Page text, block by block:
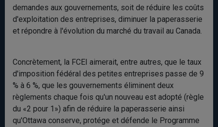
demandes aux gouvernements, soit de réduire les coûts
d'exploitation des entreprises, diminuer la paperasserie
et répondre à l'évolution du marché du travail au Canada.
Concrètement, la FCEI aimerait, entre autres, que le taux
d'imposition fédéral des petites entreprises passe de 9
% à 6 %, que les gouvernements éliminent deux
règlements chaque fois qu'un nouveau est adopté (règle
du «2 pour 1») afin de réduire la paperasserie ainsi
qu'Ottawa conserve, protége et défende le Programme